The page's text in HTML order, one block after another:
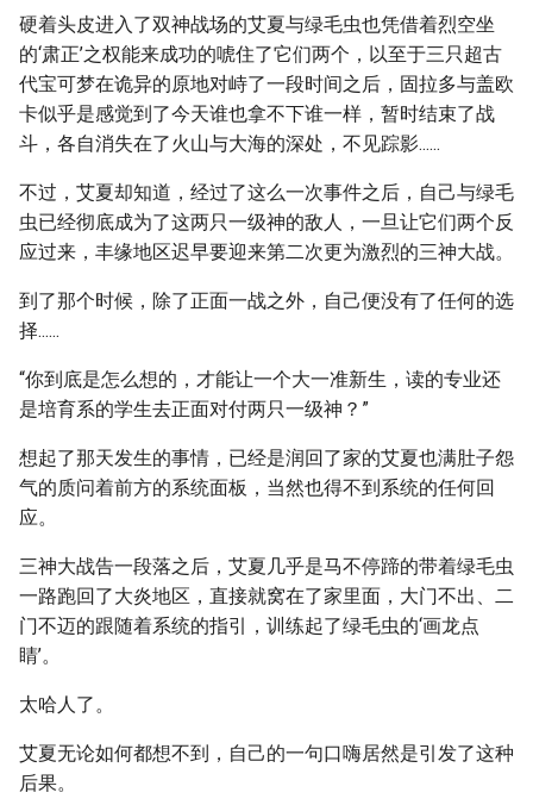
硬着头皮进入了双神战场的艾夏与绿毛虫也凭借着烈空坐
的‘肃正’之权能来成功的唬住了它们两个，以至于三只超古
代宝可梦在诡异的原地对峙了一段时间之后，固拉多与盖欧
卡似乎是感觉到了今天谁也拿不下谁一样，暂时结束了战
斗，各自消失在了火山与大海的深处，不见踪影......
不过，艾夏却知道，经过了这么一次事件之后，自己与绿毛
虫已经彻底成为了这两只一级神的敌人，一旦让它们两个反
应过来，丰缘地区迟早要迎来第二次更为激烈的三神大战。
到了那个时候，除了正面一战之外，自己便没有了任何的选
择......
“你到底是怎么想的，才能让一个大一准新生，读的专业还
是培育系的学生去正面对付两只一级神？”
想起了那天发生的事情，已经是润回了家的艾夏也满肚子怨
气的质问着前方的系统面板，当然也得不到系统的任何回
应。
三神大战告一段落之后，艾夏几乎是马不停蹄的带着绿毛虫
一路跑回了大炎地区，直接就窝在了家里面，大门不出、二
门不迈的跟随着系统的指引，训练起了绿毛虫的‘画龙点
睛’。
太哈人了。
艾夏无论如何都想不到，自己的一句口嗨居然是引发了这种
后果。